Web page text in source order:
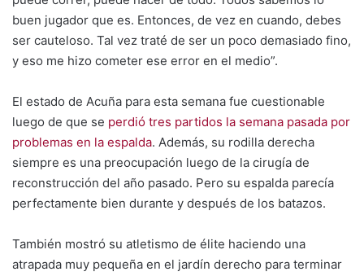
buen jugador que es. Entonces, de vez en cuando, debes
ser cauteloso. Tal vez traté de ser un poco demasiado fino,
y eso me hizo cometer ese error en el medio”.
El estado de Acuña para esta semana fue cuestionable
luego de que se perdió tres partidos la semana pasada por
problemas en la espalda. Además, su rodilla derecha
siempre es una preocupación luego de la cirugía de
reconstrucción del año pasado. Pero su espalda parecía
perfectamente bien durante y después de los batazos.
También mostró su atletismo de élite haciendo una
atrapada muy pequeña en el jardín derecho para terminar